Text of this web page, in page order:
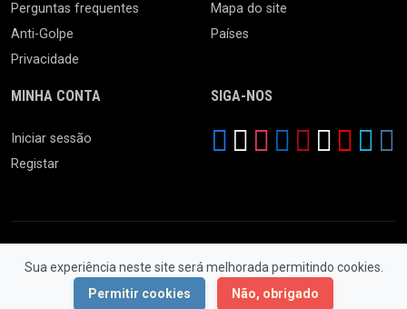
Sua experiência neste site será melhorada permitindo cookies.
Permitir cookies
Não, obrigado
Perguntas frequentes
Anti-Golpe
Privacidade
Mapa do site
Países
MINHA CONTA
Iniciar sessão
Registar
SIGA-NOS
© 2026 Ferro Velho. Todos os Direitos Reservados.